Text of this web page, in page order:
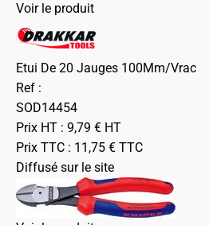
Voir le produit
Etui De 20 Jauges 100Mm/Vrac
Ref :
SOD14454
Prix HT : 9,79 € HT
Prix TTC : 11,75 € TTC
Diffusé sur le site